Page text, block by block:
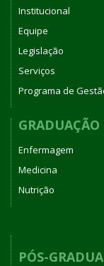
Institucional
Equipe
Legislação
Serviços
Programa de
GRADUAÇÃO
Enfermagem
Medicina
Nutrição
PÓS-